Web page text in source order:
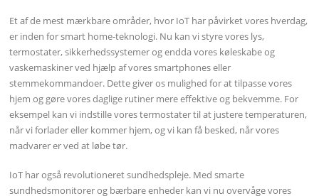
Et af de mest mærkbare områder, hvor IoT har påvirket vores hverdag,
er inden for smart home-teknologi. Nu kan vi styre vores lys,
termostater, sikkerhedssystemer og endda vores køleskabe og
vaskemaskiner ved hjælp af vores smartphones eller
stemmekommandoer. Dette giver os mulighed for at tilpasse vores
hjem og gøre vores daglige rutiner mere effektive og bekvemme. For
eksempel kan vi indstille vores termostater til at justere temperaturen,
når vi forlader eller kommer hjem, og vi kan få besked, når vores
madvarer er ved at løbe tør.
IoT har også revolutioneret sundhedspleje. Med smarte
sundhedsmonitorer og bærbare enheder kan vi nu overvåge vores